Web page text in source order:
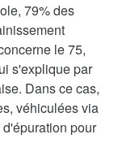
79% des
le 75,
s'explique par
Dans ce cas,
véhiculées via
pour